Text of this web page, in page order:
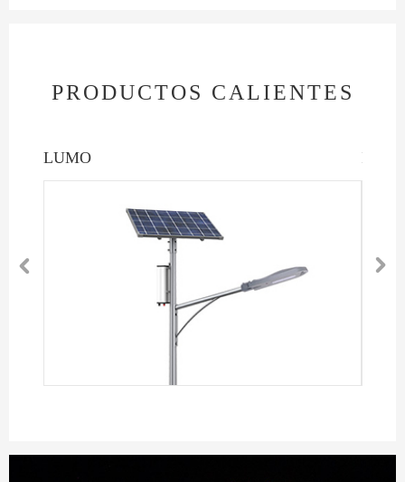
PRODUCTOS CALIENTES
LUMO
 